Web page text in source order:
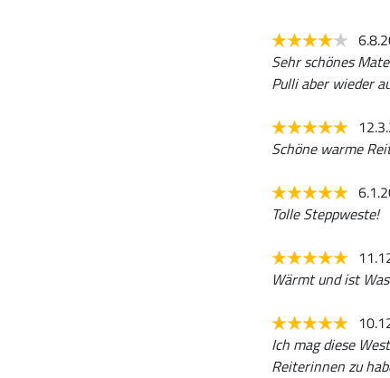
Sehr schönes
Pulli aber wieder
Schöne warme
Tolle Steppweste!
Wärmt und ist
Ich mag diese
Reiterinnen zu